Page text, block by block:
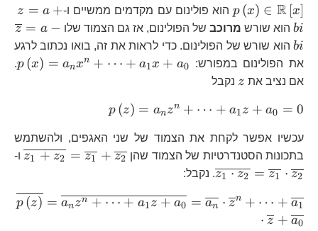
p (x) ∈ R [x] הוא פולינום עם מקדמים ממשיים ו- z = a +
bi הוא שורש מרוכב של הפולינום, אז גם הצמוד שלו z = a −
bi הוא שורש של הפולינום. כדי לראות את זה, בואו נכתוב לרגע
את הפולינום במפורש:
p (x) = anxn + ⋯ + a1x + a0
.
אם נציב את z נקבל
p (z) = anzn + ⋯ + a1z + a0 = 0
עכשיו אפשר לקחת את הצמוד של שני האגפים, ולהשתמש
בתכונות הסטנדרטיות של הצמוד שהן
z1 + z2 = z1 + z2 ו-
z1 ⋅ z2 = z1 ⋅ z2 . נקבל:
p (z) = anzn +⋯+ a1z + a0 = an ⋅ zn + ⋯ + a1
⋅ z + a0